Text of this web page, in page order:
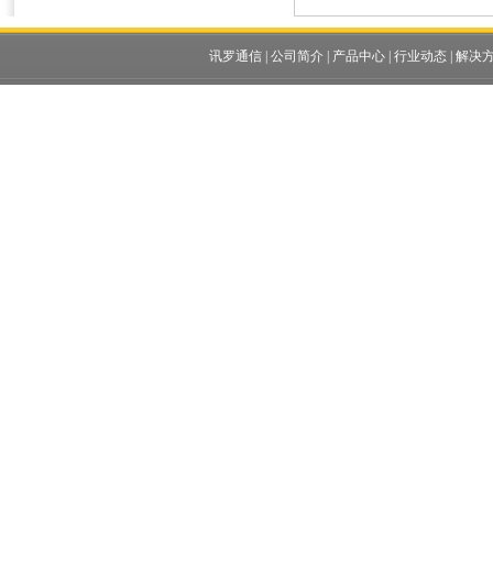
讯罗通信| 公司简介| 产品中心| 行业动态| 解决